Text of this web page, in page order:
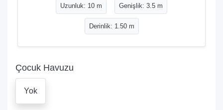
Uzunluk: 10 m Genişlik: 3.5 m
Derinlik: 1.50 m
Çocuk Havuzu
Yok